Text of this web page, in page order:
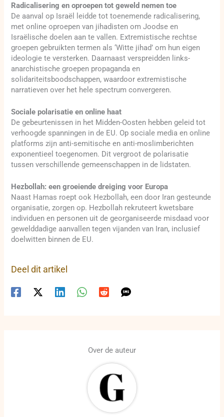
Radicalisering en oproepen tot geweld nemen toe
De aanval op Israël leidde tot toenemende radicalisering,
met online oproepen van jihadisten om Joodse en
Israëlische doelen aan te vallen. Extremistische rechtse
groepen gebruikten termen als ‘Witte jihad’ om hun eigen
ideologie te versterken. Daarnaast verspreidden links-
anarchistische groepen propaganda en
solidariteitsboodschappen, waardoor extremistische
narratieven over het hele spectrum convergeren.
Sociale polarisatie en online haat
De gebeurtenissen in het Midden-Oosten hebben geleid tot
verhoogde spanningen in de EU. Op sociale media en online
platforms zijn anti-semitische en anti-moslimberichten
exponentieel toegenomen. Dit vergroot de polarisatie
tussen verschillende gemeenschappen in de lidstaten.
Hezbollah: een groeiende dreiging voor Europa
Naast Hamas roept ook Hezbollah, een door Iran gesteunde
organisatie, zorgen op. Hezbollah rekruteert kwetsbare
individuen en personen uit de georganiseerde misdaad voor
gewelddadige aanvallen tegen vijanden van Iran, inclusief
doelwitten binnen de EU.
Deel dit artikel
Over de auteur